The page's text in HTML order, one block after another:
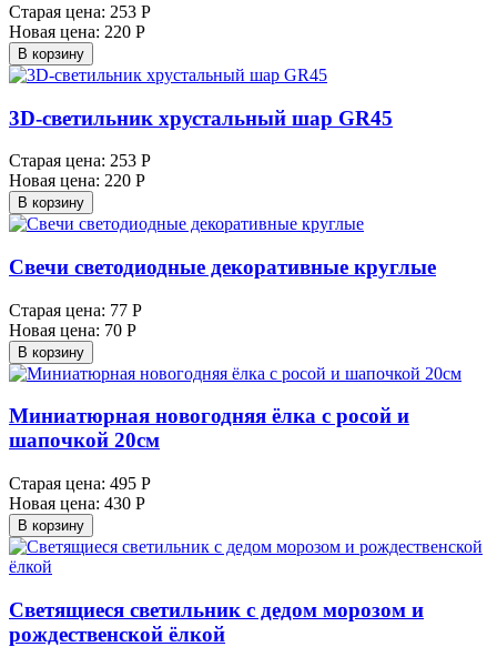
Старая цена: 253 Р
Новая цена: 220 Р
В корзину
3D-светильник хрустальный шар GR45
Старая цена: 253 Р
Новая цена: 220 Р
В корзину
Свечи светодиодные декоративные круглые
Старая цена: 77 Р
Новая цена: 70 Р
В корзину
Миниатюрная новогодняя ёлка с росой и
шапочкой 20см
Старая цена: 495 Р
Новая цена: 430 Р
В корзину
Светящиеся светильник с дедом морозом и
рождественской ёлкой